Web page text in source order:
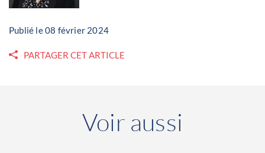
Publié le 08 février 2024
PARTAGER CET ARTICLE
Voir aussi